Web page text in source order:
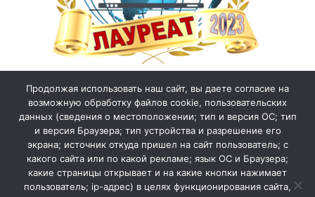
Продолжая использовать наш сайт, вы даете согласие на
возможную обработку файлов cookie, пользовательских
данных (сведения о местоположении; тип и версия ОС; тип
и версия Браузера; тип устройства и разрешение его
экрана; источник откуда пришел на сайт пользователь; с
какого сайта или по какой рекламе; язык ОС и Браузера;
какие страницы открывает и на какие кнопки нажимает
пользователь; ip-адрес) в целях функционирования сайта,